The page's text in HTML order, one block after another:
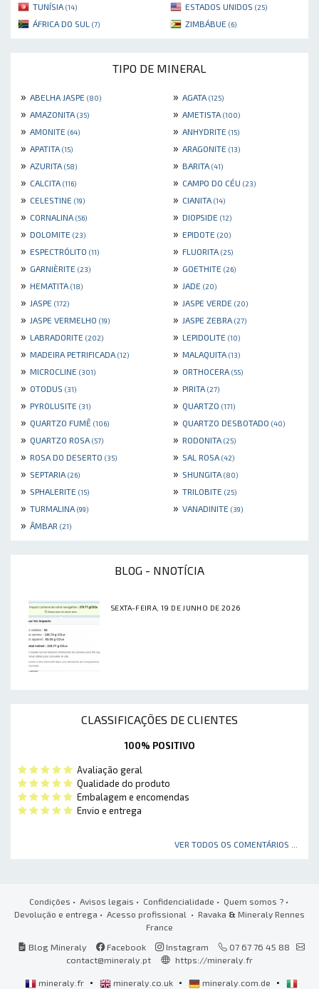
TUNÍSIA (14) ESTADOS UNIDOS (25)
ÁFRICA DO SUL (7) ZIMBÁBUE (6)
TIPO DE MINERAL
» ABELHA JASPE (80) » AGATA (125)
» AMAZONITA (35) » AMETISTA (100)
» AMONITE (64) » ANHYDRITE (15)
» APATITA (15) » ARAGONITE (13)
» AZURITA (58) » BARITA (41)
» CALCITA (116) » CAMPO DO CÉU (23)
» CELESTINE (19) » CIANITA (14)
» CORNALINA (56) » DIOPSIDE (12)
» DOLOMITE (23) » EPIDOTE (20)
» ESPECTRÓLITO (11) » FLUORITA (25)
» GARNIÈRITE (23) » GOETHITE (26)
» HEMATITA (18) » JADE (20)
» JASPE (172) » JASPE VERDE (20)
» JASPE VERMELHO (19) » JASPE ZEBRA (27)
» LABRADORITE (202) » LEPIDOLITE (10)
» MADEIRA PETRIFICADA (12) » MALAQUITA (13)
» MICROCLINE (301) » ORTHOCERA (55)
» OTODUS (31) » PIRITA (27)
» PYROLUSITE (31) » QUARTZO (171)
» QUARTZO FUMÊ (106) » QUARTZO DESBOTADO (40)
» QUARTZO ROSA (57) » RODONITA (25)
» ROSA DO DESERTO (35) » SAL ROSA (42)
» SEPTARIA (26) » SHUNGITA (80)
» SPHALERITE (15) » TRILOBITE (25)
» TURMALINA (99) » VANADINITE (39)
» ÂMBAR (21)
BLOG - NNOTÍCIA
SEXTA-FEIRA, 19 DE JUNHO DE 2026
CLASSIFICAÇÕES DE CLIENTES
100% POSITIVO
Avaliação geral
Qualidade do produto
Embalagem e encomendas
Envio e entrega
VER TODOS OS COMENTÁRIOS ...
Condições • Avisos legais • Confidencialidade • Quem somos ?•
Devolução e entrega • Acesso profissional • Ravaka & Mineraly Rennes
France
Blog Mineraly
Facebook Instagram
07 67 76 45 88
contact@mineraly.pt
https://mineraly.fr
mineraly.fr • mineraly.co.uk • mineraly.com.de •